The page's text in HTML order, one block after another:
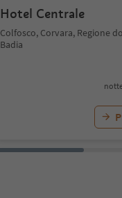
Hotel Centrale
Colfosco, Corvara, Regione
Badia